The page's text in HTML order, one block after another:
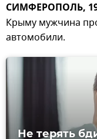
СИМФЕРОПОЛЬ,
Крыму мужчина
автомобили.
Не терять